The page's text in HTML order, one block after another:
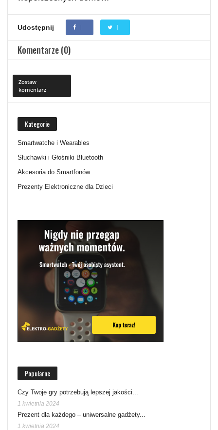
Udostępnij
Komentarze (0)
Zostaw
komentarz
Kategorie
Smartwatche i Wearables
Słuchawki i Głośniki Bluetooth
Akcesoria do Smartfonów
Prezenty Elektroniczne dla Dzieci
Popularne
Czy Twoje gry potrzebują lepszej jakości...
1 kwietnia 2024
Prezent dla każdego – uniwersalne gadżety...
1 kwietnia 2024